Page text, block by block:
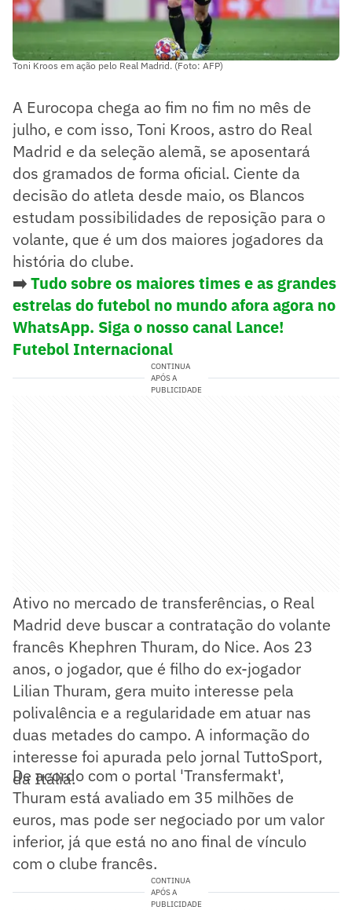
Toni Kroos em ação pelo Real Madrid. (Foto: AFP)
A Eurocopa chega ao fim no fim no mês de
julho, e com isso, Toni Kroos, astro do Real
Madrid e da seleção alemã, se aposentará
dos gramados de forma oficial. Ciente da
decisão do atleta desde maio, os Blancos
estudam possibilidades de reposição para o
volante, que é um dos maiores jogadores da
história do clube.
➡️Tudo sobre os maiores times e as grandes
estrelas do futebol no mundo afora agora no
WhatsApp. Siga o nosso canal Lance!
Futebol Internacional
CONTINUA
APÓS A
PUBLICIDADE
Ativo no mercado de transferências, o Real
Madrid deve buscar a contratação do volante
francês Khephren Thuram, do Nice. Aos 23
anos, o jogador, que é filho do ex-jogador
Lilian Thuram, gera muito interesse pela
polivalência e a regularidade em atuar nas
duas metades do campo. A informação do
interesse foi apurada pelo jornal TuttoSport,
da Itália.
De acordo com o portal 'Transfermakt',
Thuram está avaliado em 35 milhões de
euros, mas pode ser negociado por um valor
inferior, já que está no ano final de vínculo
com o clube francês.
CONTINUA
APÓS A
PUBLICIDADE